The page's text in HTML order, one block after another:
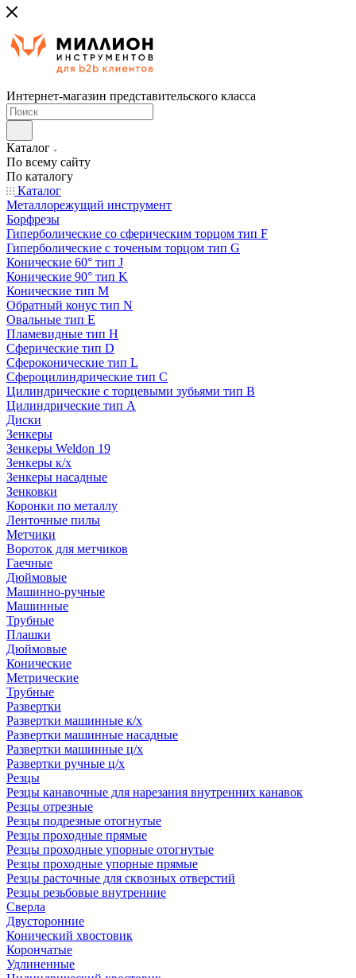
Интернет-магазин представительского класса
Каталог
По всему сайту
По каталогу
Каталог
Металлорежущий инструмент
Борфрезы
Гиперболические cо сферическим торцом тип F
Гиперболические с точеным торцом тип G
Конические 60° тип J
Конические 90° тип K
Конические тип M
Обратный конус тип N
Овальные тип E
Пламевидные тип H
Сферические тип D
Сфероконические тип L
Сфероцилиндрические тип C
Цилиндрические с торцевыми зубьями тип B
Цилиндрические тип А
Диски
Зенкеры
Зенкеры Weldon 19
Зенкеры к/х
Зенкеры насадные
Зенковки
Коронки по металлу
Ленточные пилы
Метчики
Вороток для метчиков
Гаечные
Дюймовые
Машинно-ручные
Машинные
Трубные
Плашки
Дюймовые
Конические
Метрические
Трубные
Развертки
Развертки машинные к/х
Развертки машинные насадные
Развертки машинные ц/х
Развертки ручные ц/х
Резцы
Резцы канавочные для нарезания внутренних канавок
Резцы отрезные
Резцы подрезные отогнутые
Резцы проходные прямые
Резцы проходные упорные отогнутые
Резцы проходные упорные прямые
Резцы расточные для сквозных отверстий
Резцы резьбовые внутренние
Сверла
Двусторонние
Конический хвостовик
Корончатые
Удлиненные